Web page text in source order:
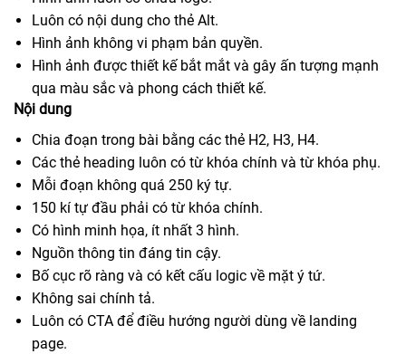
Luôn có nội dung cho thẻ Alt.
Hình ảnh không vi phạm bản quyền.
Hình ảnh được thiết kế bắt mắt và gây ấn tượng mạnh
qua màu sắc và phong cách thiết kế.
Nội dung
Chia đoạn trong bài bằng các thẻ H2, H3, H4.
Các thẻ heading luôn có từ khóa chính và từ khóa phụ.
Mỗi đoạn không quá 250 ký tự.
150 kí tự đầu phải có từ khóa chính.
Có hình minh họa, ít nhất 3 hình.
Nguồn thông tin đáng tin cậy.
Bố cục rõ ràng và có kết cấu logic về mặt ý tứ.
Không sai chính tả.
Luôn có CTA để điều hướng người dùng về landing
page.